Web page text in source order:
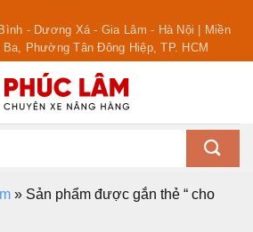
- Dương Xá - Gia Lâm - Hà Nội | Miền
Phường Tân Đông Hiệp, TP. HCM
» Sản phẩm được gắn thẻ “ cho